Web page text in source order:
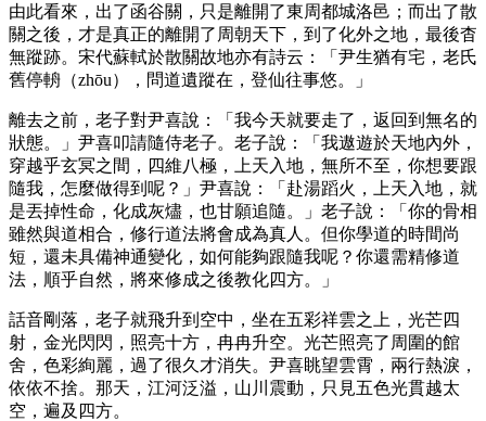
由此看來，出了函谷關，只是離開了東周都城洛邑；而出了散
關之後，才是真正的離開了周朝天下，到了化外之地，最後杳
無蹤跡。宋代蘇軾於散關故地亦有詩云：「尹生猶有宅，老氏
舊停輈（zhōu），問道遺蹤在，登仙往事悠。」
離去之前，老子對尹喜說：「我今天就要走了，返回到無名的
狀態。」尹喜叩請隨侍老子。老子說：「我遨遊於天地內外，
穿越乎玄冥之間，四維八極，上天入地，無所不至，你想要跟
隨我，怎麼做得到呢？」尹喜說：「赴湯蹈火，上天入地，就
是丟掉性命，化成灰燼，也甘願追隨。」老子說：「你的骨相
雖然與道相合，修行道法將會成為真人。但你學道的時間尚
短，還未具備神通變化，如何能夠跟隨我呢？你還需精修道
法，順乎自然，將來修成之後教化四方。」
話音剛落，老子就飛升到空中，坐在五彩祥雲之上，光芒四
射，金光閃閃，照亮十方，冉冉升空。光芒照亮了周圍的館
舍，色彩絢麗，過了很久才消失。尹喜眺望雲霄，兩行熱淚，
依依不捨。那天，江河泛溢，山川震動，只見五色光貫越太
空，遍及四方。